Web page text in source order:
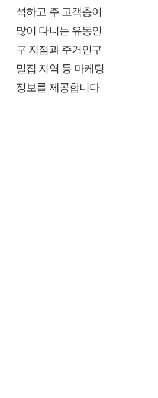
석하고 주 고객층이
많이 다니는 유동인
구 지점과 주거인구
밀집 지역 등 마케팅
정보를 제공합니다